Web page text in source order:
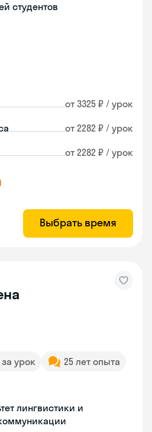
студентов
от 3325 ₽ / урок
от 2282 ₽ / урок
от 2282 ₽ / урок
Выбрать время
за урок
25 лет опыта
лингвистики и